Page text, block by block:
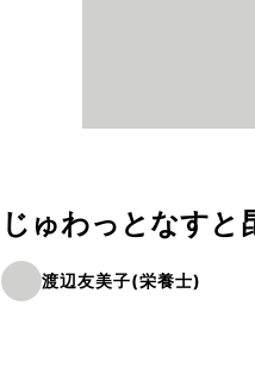
じゅわっとなすと
渡辺友美子(栄養士)